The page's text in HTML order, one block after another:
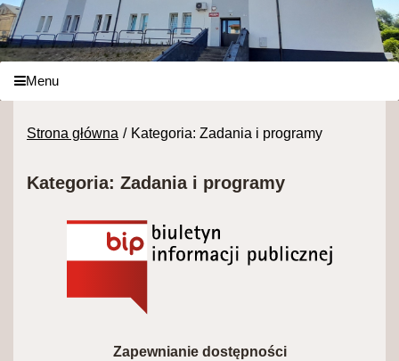
Menu
Zapewnianie dostępności
Strona główna Kategoria: Zadania i programy
Kategoria: Zadania i programy